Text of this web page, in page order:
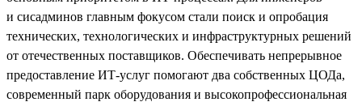
и сисадминов главным фокусом стали поиск и опробация
технических, технологических и инфраструктурных решений
от отечественных поставщиков. Обеспечивать непрерывное
предоставление ИТ-услуг помогают два собственных ЦОДа,
современный парк оборудования и высокопрофессиональная